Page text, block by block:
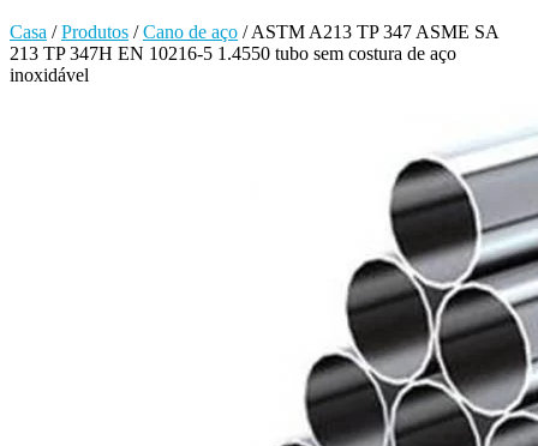
Casa /Produtos /Cano de aço /ASTM A213 TP 347 ASME SA
213 TP 347H EN 10216-5 1.4550 tubo sem costura de aço
inoxidável